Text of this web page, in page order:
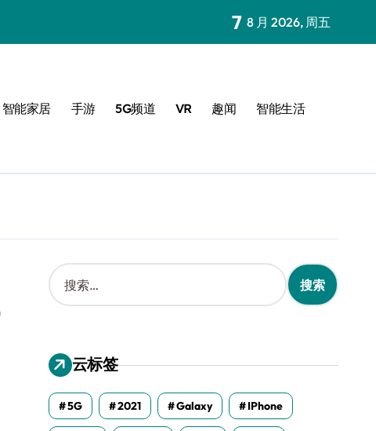
7 8 月 2026, 周五
智能家居 手游 5G频道 VR 趣闻 智能生活
搜
索
：
云标签
5G 2021 Galaxy IPhone